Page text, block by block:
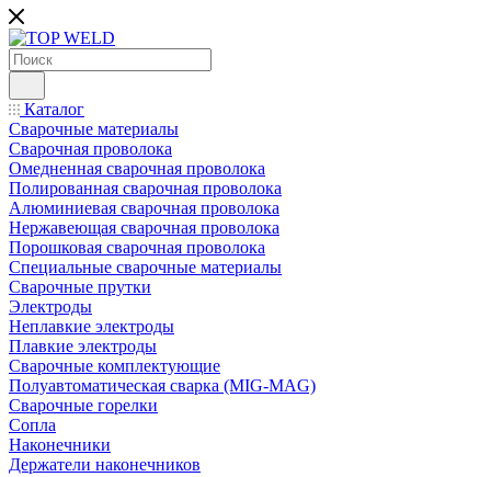
Каталог
Сварочные материалы
Сварочная проволока
Омедненная сварочная проволока
Полированная сварочная проволока
Алюминиевая сварочная проволока
Нержавеющая сварочная проволока
Порошковая сварочная проволока
Специальные сварочные материалы
Сварочные прутки
Электроды
Неплавкие электроды
Плавкие электроды
Сварочные комплектующие
Полуавтоматическая сварка (MIG-MAG)
Сварочные горелки
Сопла
Наконечники
Держатели наконечников